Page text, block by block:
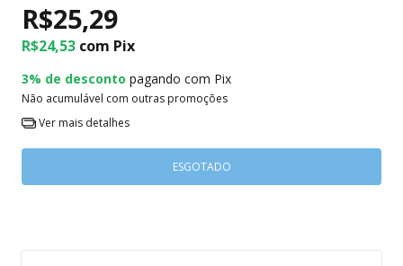
R$25,29
R$24,53 com Pix
3% de desconto pagando com Pix
Não acumulável com outras promoções
Ver mais detalhes